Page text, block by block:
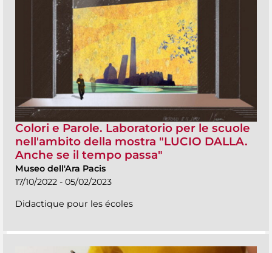
Colori e Parole. Laboratorio per le scuole
nell'ambito della mostra "LUCIO DALLA.
Anche se il tempo passa"
Museo dell'Ara Pacis
17/10/2022 - 05/02/2023
Didactique pour les écoles